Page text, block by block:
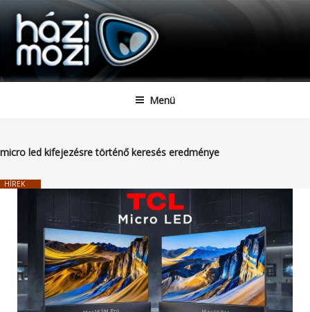
Tartalomhoz
HAZIMOZI
Menü
micro led kifejezésre történő keresés eredménye
HÍREK